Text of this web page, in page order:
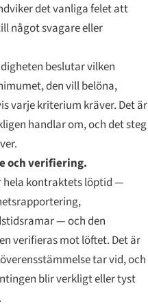
det vanliga felet att
något svagare eller
beslutar vilken
den vill belöna,
varje kriterium kräver. Det är
handlar om, och det steg
och verifiering.
hela kontraktets löptid —
— och den
verifieras mot löftet. Det är
tar vid, och
blir verkligt eller tyst